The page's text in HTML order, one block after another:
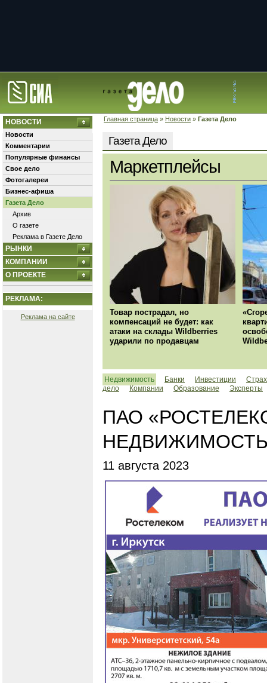
Главная страница » Новости » Газета Дело
НОВОСТИ
Новости
Комментарии
Популярные финансы
Свое дело
Фотогалереи
Бизнес-афиша
Газета Дело
Архив
О газете
Реклама в Газете Дело
РЫНКИ
КОМПАНИИ
О ПРОЕКТЕ
РЕКЛАМА:
Реклама на сайте
Газета Дело
Маркетплейсы
Товар пострадал, но
компенсаций не будет: как
атаки на склады Wildberries
ударили по продавцам
Недвижимость Банки Инвестиции
дело
Компании Образование Эксперты
ПАО
НЕДВИЖИМОСТЬ
11 августа 2023